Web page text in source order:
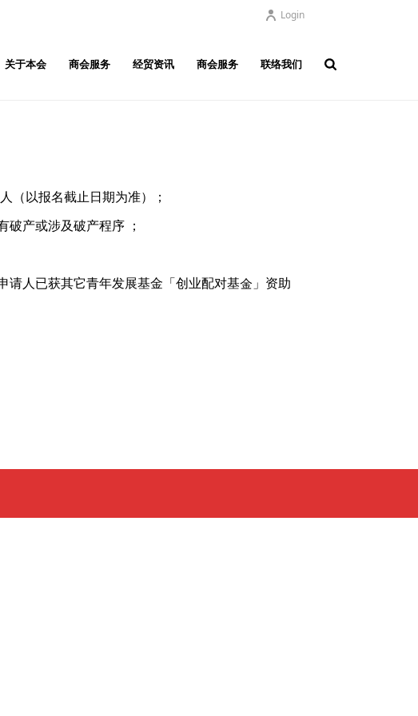
Login
关于本会 商会服务 经贸资讯 商会服务 联络我们
（以报名截止日期为准）；
破产或涉及破产程序 ；
请人已获其它青年发展基金「创业配对基金」资助